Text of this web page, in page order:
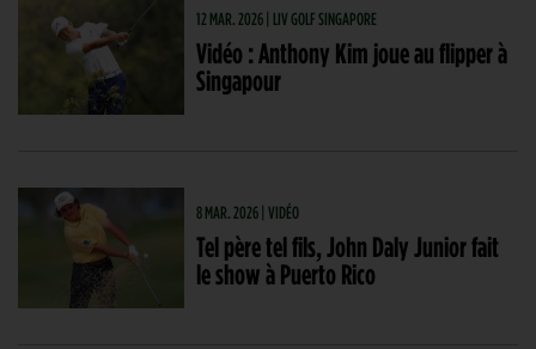
12 MAR. 2026 | LIV GOLF SINGAPORE
Vidéo : Anthony Kim joue au flipper à
Singapour
8 MAR. 2026 | VIDÉO
Tel père tel fils, John Daly Junior fait
le show à Puerto Rico